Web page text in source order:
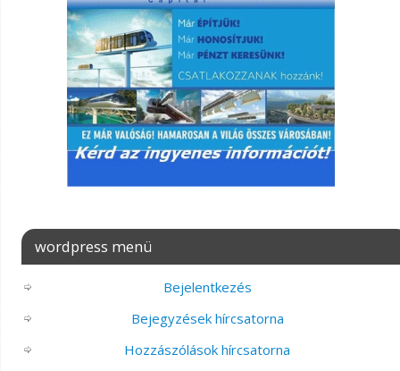
wordpress menü
Bejelentkezés
Bejegyzések hírcsatorna
Hozzászólások hírcsatorna